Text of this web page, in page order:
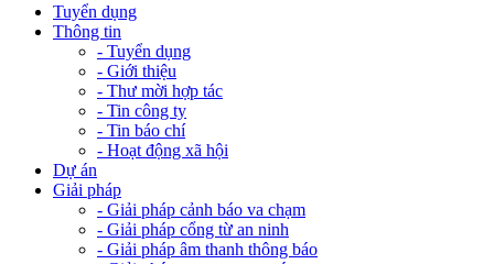
Tuyển dụng
Thông tin
- Tuyển dụng
- Giới thiệu
- Thư mời hợp tác
- Tin công ty
- Tin báo chí
- Hoạt động xã hội
Dự án
Giải pháp
- Giải pháp cảnh báo va chạm
- Giải pháp cổng từ an ninh
- Giải pháp âm thanh thông báo